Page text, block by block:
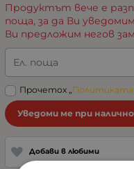
Продуктът вече е
поща, за да Ви
Ви предложим негов
Ел. поща
Прочетох „ Политиката
Уведоми ме при
Добави в любими